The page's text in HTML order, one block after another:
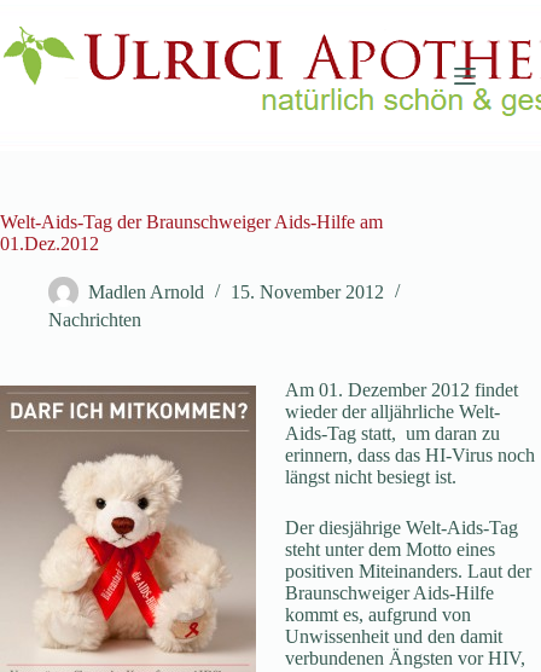
Inhalt
springen
Welt-Aids-Tag der Braunschweiger Aids-Hilfe am
01.Dez.2012
Madlen Arnold
15. November 2012
Nachrichten
Am 01. Dezember 2012 findet
wieder der alljährliche Welt-
Aids-Tag statt, um daran zu
erinnern, dass das HI-Virus noch
längst nicht besiegt ist.
Der diesjährige Welt-Aids-Tag
steht unter dem Motto eines
positiven Miteinanders. Laut der
Braunschweiger Aids-Hilfe
kommt es, aufgrund von
Unwissenheit und den damit
verbundenen Ängsten vor HIV,